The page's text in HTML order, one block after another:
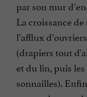
par son mur
La croissance
l’afflux
(drapiers tout
et du lin, puis
sonnailles).